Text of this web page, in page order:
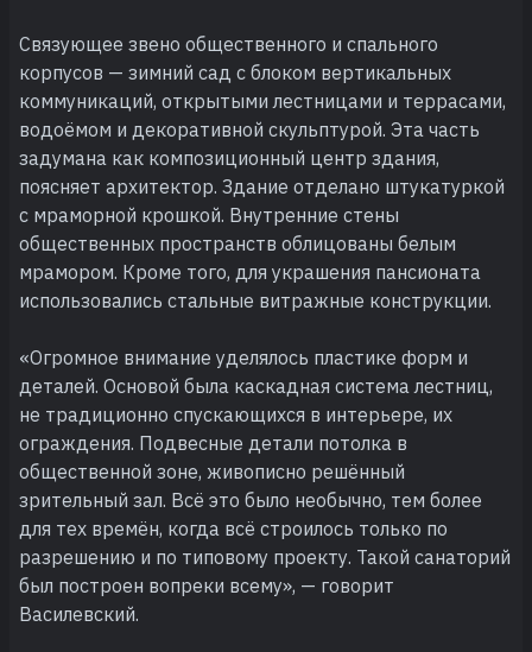
Связующее звено общественного и спального
корпусов — зимний сад с блоком вертикальных
коммуникаций, открытыми лестницами и террасами,
водоёмом и декоративной скульптурой. Эта часть
задумана как композиционный центр здания,
поясняет архитектор. Здание отделано штукатуркой
с мраморной крошкой. Внутренние стены
общественных пространств облицованы белым
мрамором. Кроме того, для украшения пансионата
использовались стальные витражные конструкции.
«Огромное внимание уделялось пластике форм и
деталей. Основой была каскадная система лестниц,
не традиционно спускающихся в интерьере, их
ограждения. Подвесные детали потолка в
общественной зоне, живописно решённый
зрительный зал. Всё это было необычно, тем более
для тех времён, когда всё строилось только по
разрешению и по типовому проекту. Такой санаторий
был построен вопреки всему», — говорит
Василевский.